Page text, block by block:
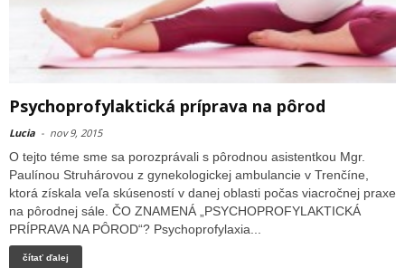
Psychoprofylaktická príprava na pôrod
Lucia - nov 9, 2015
O tejto téme sme sa porozprávali s pôrodnou asistentkou Mgr.
Paulínou Struhárovou z gynekologickej ambulancie v Trenčíne,
ktorá získala veľa skúseností v danej oblasti počas viacročnej praxe
na pôrodnej sále. ČO ZNAMENÁ „PSYCHOPROFYLAKTICKÁ
PRÍPRAVA NA PȎROD“? Psychoprofylaxia...
čítať ďalej